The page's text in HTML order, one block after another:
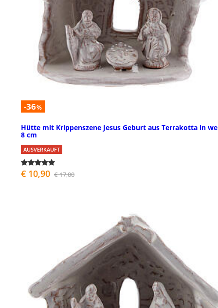
-36%
Hütte mit Krippenszene Jesus Geburt aus Terrakotta in
8 cm
AUSVERKAUFT
€ 10,90 € 17,00